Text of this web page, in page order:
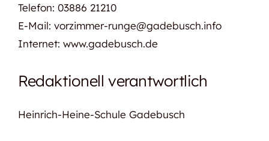
Telefon: 03886 21210
E-Mail: vorzimmer-runge@gadebusch.info
Internet: www.gadebusch.de
Redaktionell verantwortlich
Heinrich-Heine-Schule Gadebusch